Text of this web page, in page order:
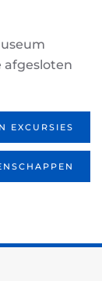
afgesloten
EXCURSIES